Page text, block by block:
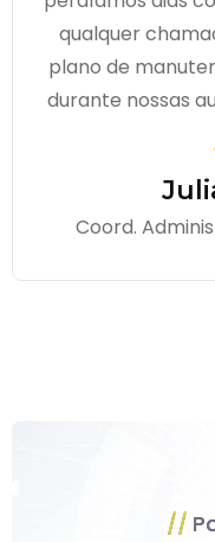
qualquer
plano de
durante nossas
Coord.